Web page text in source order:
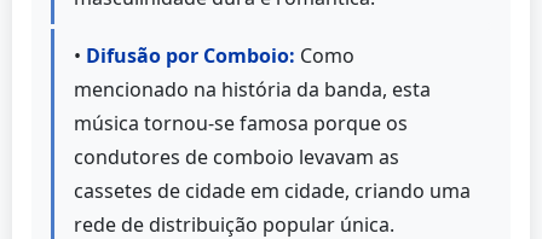
• Difusão por Comboio: Como
mencionado na história da banda, esta
música tornou-se famosa porque os
condutores de comboio levavam as
cassetes de cidade em cidade, criando uma
rede de distribuição popular única.